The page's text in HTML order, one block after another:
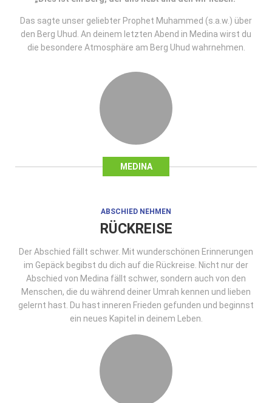
MEDINA
Das sagte unser geliebter Prophet Muhammed (s.a.w.) über
den Berg Uhud. An deinem letzten Abend in Medina wirst du
die besondere Atmosphäre am Berg Uhud wahrnehmen.
ABSCHIED NEHMEN
RÜCKREISE
Der Abschied fällt schwer. Mit wunderschönen Erinnerungen
im Gepäck begibst du dich auf die Rückreise. Nicht nur der
Abschied von Medina fällt schwer, sondern auch von den
Menschen, die du während deiner Umrah kennen und lieben
gelernt hast. Du hast inneren Frieden gefunden und beginnst
ein neues Kapitel in deinem Leben.